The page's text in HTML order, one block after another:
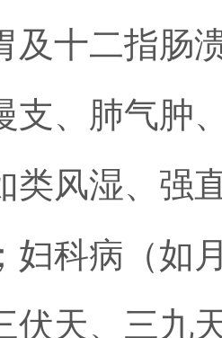
及十二指肠
支、肺气肿
类风湿、强
妇科病（如
伏天、三九